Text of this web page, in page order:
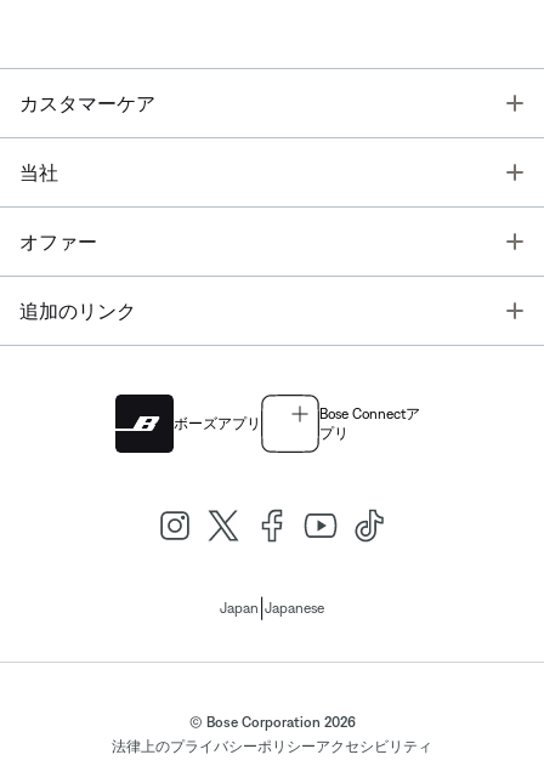
カスタマーケア
当社
オファー
追加のリンク
ボーズアプリ
Bose Connectア
プリ
Japan Japanese
© Bose Corporation 2026
法律上のプライバシーポリシーアクセシビリティ